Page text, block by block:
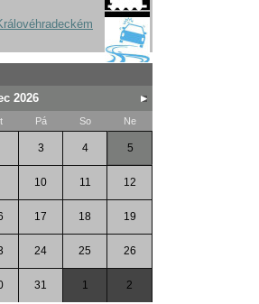
2026
Pá So Ne
3 4 5
10 11 12
17 18 19
24 25 26
31 1 2